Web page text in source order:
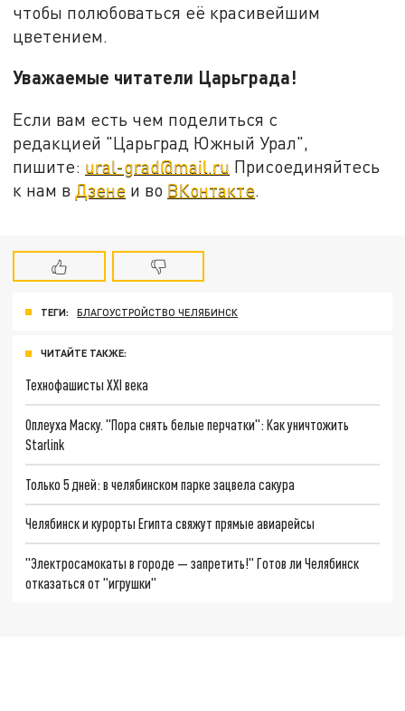
чтобы полюбоваться её красивейшим
цветением.
Уважаемые читатели Царьграда!
Если вам есть чем поделиться с
редакцией "Царьград Южный Урал",
пишите: ural-grad@mail.ru Присоединяйтесь
к нам в Дзене и во ВКонтакте.
ТЕГИ: БЛАГОУСТРОЙСТВО ЧЕЛЯБИНСК
ЧИТАЙТЕ ТАКЖЕ:
Технофашисты XXI века
Оплеуха Маску. "Пора снять белые перчатки": Как уничтожить
Starlink
Только 5 дней: в челябинском парке зацвела сакура
Челябинск и курорты Египта свяжут прямые авиарейсы
"Электросамокаты в городе — запретить!" Готов ли Челябинск
отказаться от "игрушки"